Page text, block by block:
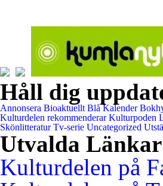
Håll dig
Annonsera Bioaktuellt Blå Kalender
Kulturdelen rekommenderar Kulturpoden
Skönlitteratur Tv-serie Uncategorized
Utvalda Länkar
Kulturdelen på